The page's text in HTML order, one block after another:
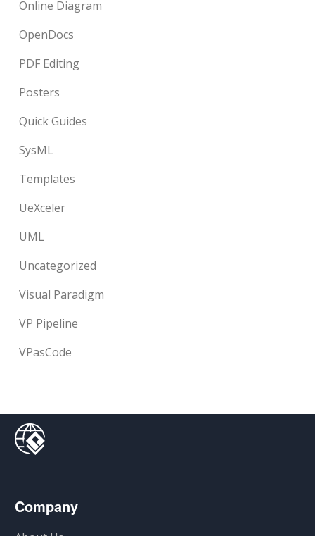
Online Diagram
OpenDocs
PDF Editing
Posters
Quick Guides
SysML
Templates
UeXceler
UML
Uncategorized
Visual Paradigm
VP Pipeline
VPasCode
Company